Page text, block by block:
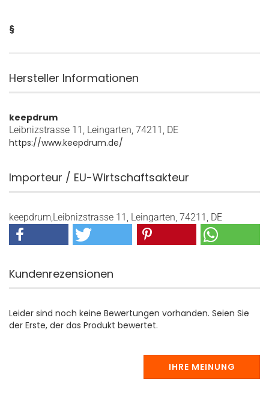
§
Hersteller Informationen
keepdrum
Leibnizstrasse 11, Leingarten, 74211, DE
https://www.keepdrum.de/
Importeur / EU-Wirtschaftsakteur
keepdrum,Leibnizstrasse 11, Leingarten, 74211, DE
Kundenrezensionen
Leider sind noch keine Bewertungen vorhanden. Seien Sie
der Erste, der das Produkt bewertet.
IHRE MEINUNG